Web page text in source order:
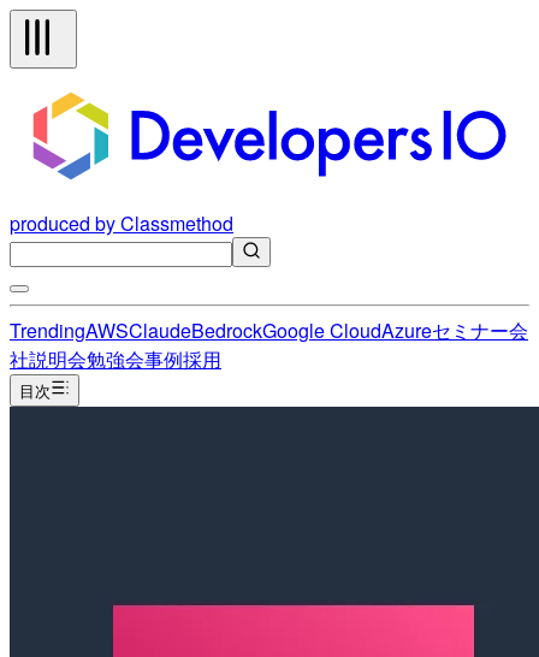
produced by Classmethod
TrendingAWSClaudeBedrockGoogle CloudAzureセミナー会
社説明会勉強会事例採用
目次